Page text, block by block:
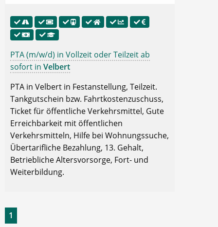
PTA (m/w/d) in Vollzeit oder Teilzeit ab
sofort in Velbert
PTA in Velbert in Festanstellung, Teilzeit.
Tankgutschein bzw. Fahrtkostenzuschuss,
Ticket für öffentliche Verkehrsmittel, Gute
Erreichbarkeit mit öffentlichen
Verkehrsmitteln, Hilfe bei Wohnungssuche,
Übertarifliche Bezahlung, 13. Gehalt,
Betriebliche Altersvorsorge, Fort- und
Weiterbildung.
1